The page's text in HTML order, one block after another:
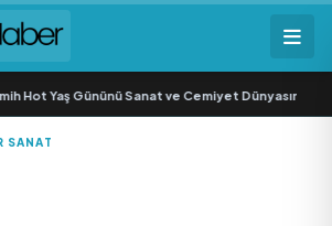
Yaş Gününü Sanat ve Cemiyet Dünyasının
SANAT